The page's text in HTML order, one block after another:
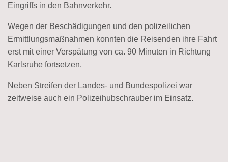
Eingriffs in den Bahnverkehr.
Wegen der Beschädigungen und den polizeilichen
Ermittlungsmaßnahmen konnten die Reisenden ihre Fahrt
erst mit einer Verspätung von ca. 90 Minuten in Richtung
Karlsruhe fortsetzen.
Neben Streifen der Landes- und Bundespolizei war
zeitweise auch ein Polizeihubschrauber im Einsatz.